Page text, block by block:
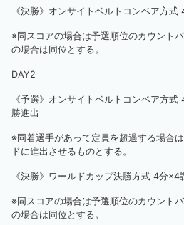
《決勝》オンサイトベルトコンベア方式
※同スコアの場合は予選順位のカウント
の場合は同位とする。
DAY2
《予選》オンサイトベルトコンベア方
勝進出
※同着選手があって定員を超過する場合
ドに進出させるものとする。
《決勝》ワールドカップ決勝方式 4分×4
※同スコアの場合は予選順位のカウント
の場合は同位とする。